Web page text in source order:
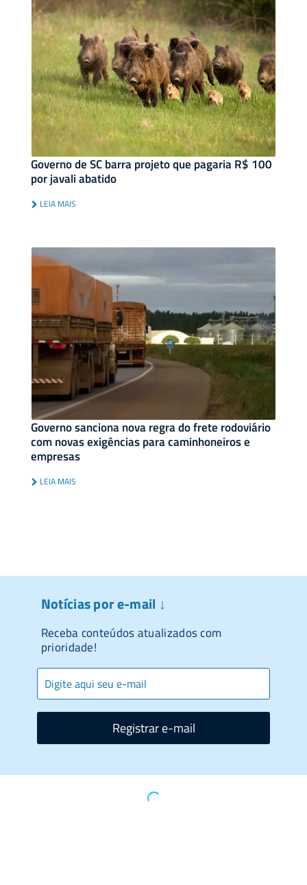
Governo de SC barra projeto que pagaria R$ 100
por javali abatido
LEIA MAIS
Governo sanciona nova regra do frete rodoviário
com novas exigências para caminhoneiros e
empresas
LEIA MAIS
Notícias por e-mail ↓
Receba conteúdos atualizados com
prioridade!
Registrar e-mail